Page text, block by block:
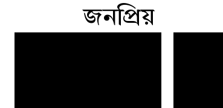
জনপ্রিয়